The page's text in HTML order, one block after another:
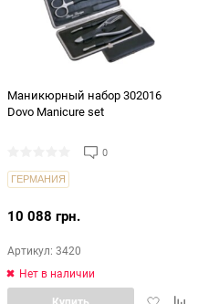
Маникюрный набор 302016
Dovo Manicure set
0
ГЕРМАНИЯ
10 088 грн.
Артикул: 3420
Нет в наличии